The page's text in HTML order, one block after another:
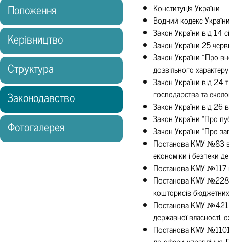
Положення
Керівництво
Структура
Законодавство
Фотогалерея
Конституція України
Водний кодекс
Закон України від 14
Закон України 25
Закон України «Про
дозвільного
Закон України від
господарства та
Закон України від 26
Закон України “Про
Закон України “Про
Постанова КМУ №83
економіки і безпеки
Постанова КМУ №117
Постанова КМУ №228
кошторисів
Постанова КМУ №421
державної власності,
Постанова КМУ №1101